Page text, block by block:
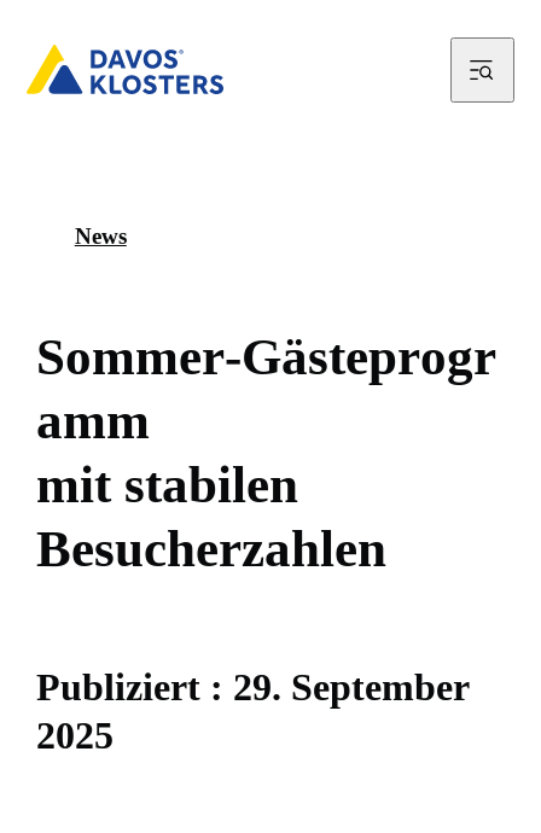
News
Sommer-Gästeprogr
amm
mit stabilen
Besucherzahlen
Publiziert : 29. September
2025